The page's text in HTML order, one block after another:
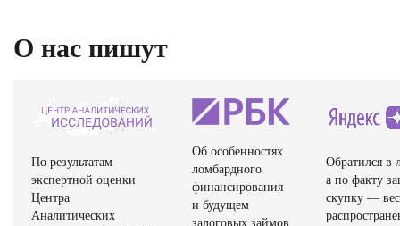
О нас пишут
По результатам
экспертной оценки
Центра
Аналитических
Об особенностях
ломбардного
финансирования
и будущем
залоговых займов
Обратился в
а по факту
скупку —